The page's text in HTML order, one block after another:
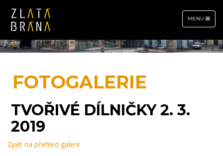
TOGGLE
NAVIGATION
MENU
FOTOGALERIE
TVOŘIVÉ DÍLNIČKY 2. 3.
2019
Zpět na přehled galerií